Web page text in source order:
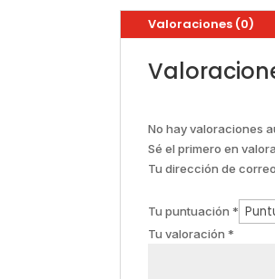
Valoraciones (0)
No hay valoraciones
Sé el primero en
Tu dirección de
Tu puntuación *
Tu valoración *